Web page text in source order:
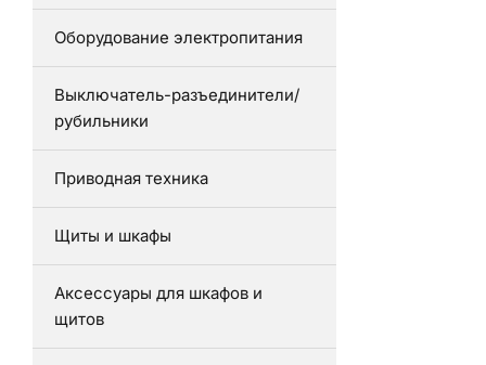
Оборудование электропитания
Выключатель-разъединители/
рубильники
Приводная техника
Щиты и шкафы
Аксессуары для шкафов и
щитов